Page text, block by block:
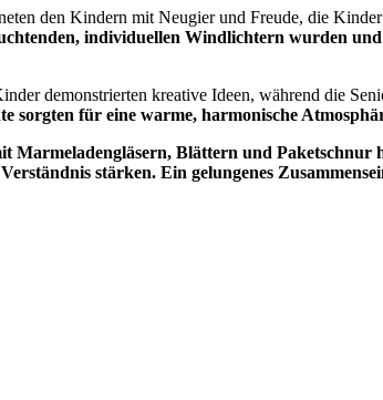
den Kindern mit Neugier und Freude, die
individuellen Windlichtern wurden
demonstrierten kreative Ideen, während die
sorgten für eine warme, harmonische
Marmeladengläsern, Blättern und
stärken. Ein gelungenes